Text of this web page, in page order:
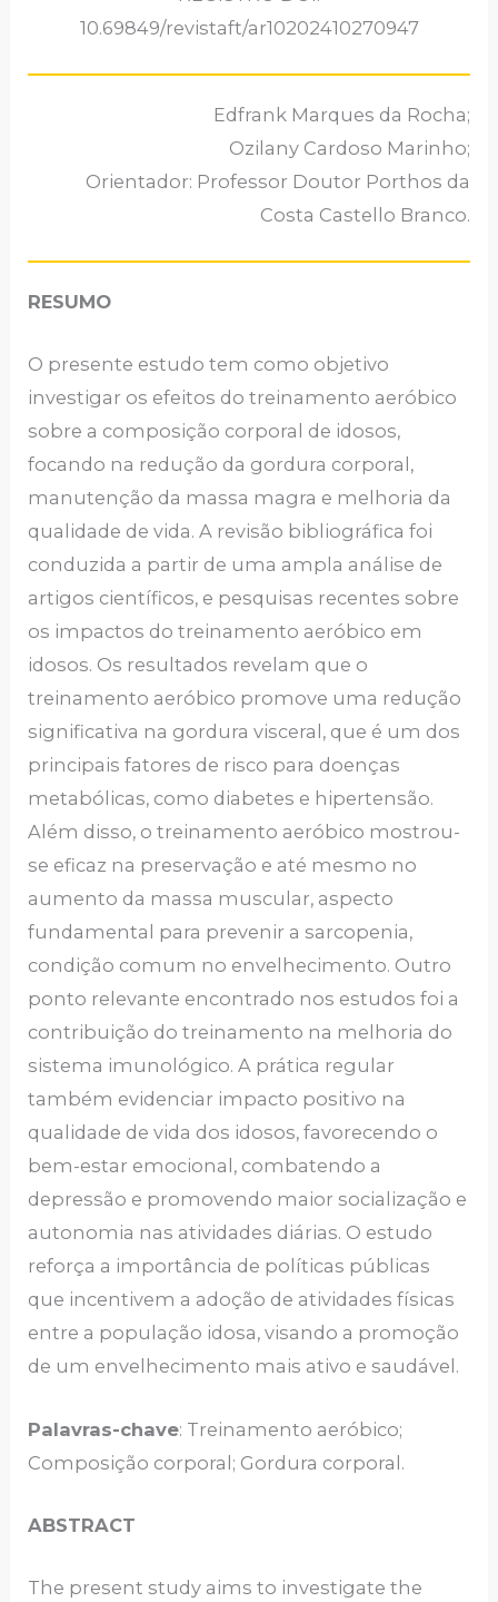
10.69849/revistaft/ar10202410270947
Edfrank Marques da Rocha;
Ozilany Cardoso Marinho;
Orientador: Professor Doutor Porthos da
Costa Castello Branco.
RESUMO
O presente estudo tem como objetivo
investigar os efeitos do treinamento aeróbico
sobre a composição corporal de idosos,
focando na redução da gordura corporal,
manutenção da massa magra e melhoria da
qualidade de vida. A revisão bibliográfica foi
conduzida a partir de uma ampla análise de
artigos científicos, e pesquisas recentes sobre
os impactos do treinamento aeróbico em
idosos. Os resultados revelam que o
treinamento aeróbico promove uma redução
significativa na gordura visceral, que é um dos
principais fatores de risco para doenças
metabólicas, como diabetes e hipertensão.
Além disso, o treinamento aeróbico mostrou-
se eficaz na preservação e até mesmo no
aumento da massa muscular, aspecto
fundamental para prevenir a sarcopenia,
condição comum no envelhecimento. Outro
ponto relevante encontrado nos estudos foi a
contribuição do treinamento na melhoria do
sistema imunológico. A prática regular
também evidenciar impacto positivo na
qualidade de vida dos idosos, favorecendo o
bem-estar emocional, combatendo a
depressão e promovendo maior socialização e
autonomia nas atividades diárias. O estudo
reforça a importância de políticas públicas
que incentivem a adoção de atividades físicas
entre a população idosa, visando a promoção
de um envelhecimento mais ativo e saudável.
Palavras-chave: Treinamento aeróbico;
Composição corporal; Gordura corporal.
ABSTRACT
The present study aims to investigate the